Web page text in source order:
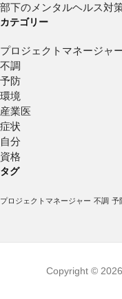
部下のメンタルヘルス対
カテゴリー
プロジェクトマネージャ
不調
予防
環境
産業医
症状
自分
資格
タグ
プロジェクトマネージャー 不調 予
Copyright ©